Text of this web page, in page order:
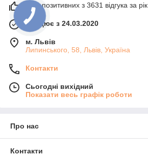
97% позитивних з 3631 відгука за рік
Працює з 24.03.2020
м. Львів
Липинського, 58, Львів, Україна
Контакти
Сьогодні вихідний
Показати весь графік роботи
Про нас
Контакти